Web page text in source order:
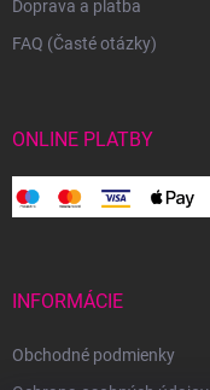
Doprava a platba
FAQ (Časté otázky)
ONLINE PLATBY
INFORMÁCIE
Obchodné podmienky